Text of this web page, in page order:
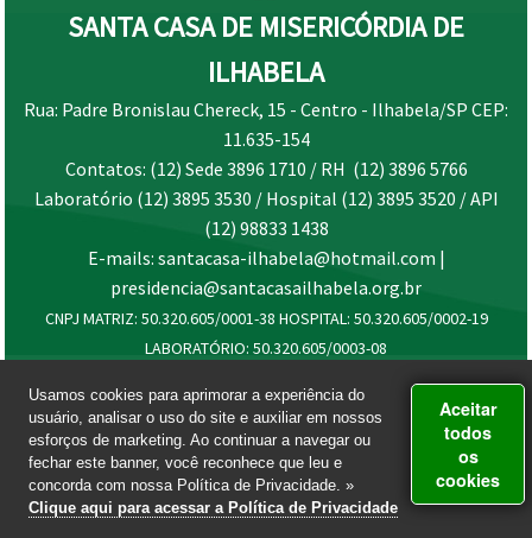
SANTA CASA DE MISERICÓRDIA DE
ILHABELA
Rua: Padre Bronislau Chereck, 15 - Centro - Ilhabela/SP CEP:
11.635-154
Contatos: (12) Sede 3896 1710 / RH (12) 3896 5766
Laboratório (12) 3895 3530 / Hospital (12) 3895 3520 / API
(12) 98833 1438
E-mails: santacasa-ilhabela@hotmail.com |
presidencia@santacasailhabela.org.br
CNPJ MATRIZ: 50.320.605/0001-38 HOSPITAL: 50.320.605/0002-19
LABORATÓRIO: 50.320.605/0003-08
Usamos cookies para aprimorar a experiência do
usuário, analisar o uso do site e auxiliar em nossos
esforços de marketing. Ao continuar a navegar ou
fechar este banner, você reconhece que leu e
concorda com nossa Política de Privacidade. »
Clique aqui para acessar a Política de Privacidade
Aceitar
todos
os
cookies